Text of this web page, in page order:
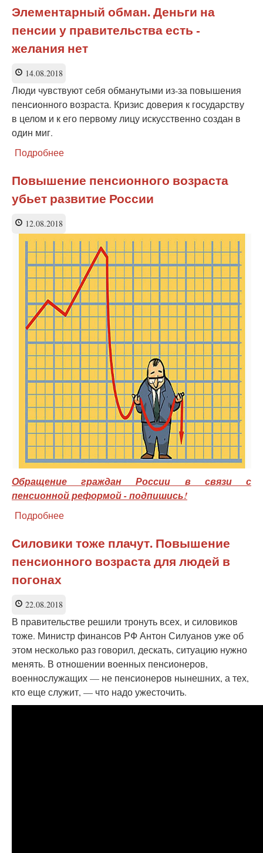
Всероссийское
Сопротивление»
обратилось
Верховному
и
вышло
антиювенальные
Элементарный обман. Деньги на
пенсии у правительства есть -
желания нет
14.08.2018
Люди чувствуют себя обманутыми из-за повышения
пенсионного возраста. Кризис доверия к государству
в целом и к его первому лицу искусственно создан в
один миг.
Подробнее
обман.
Деньги
на
правительства
есть
желания
нет
Повышение пенсионного возраста
убьет развитие России
12.08.2018
Обращение граждан России в связи с
пенсионной реформой - подпишись!
Подробнее
пенсионного
возраста
убьет
Силовики тоже плачут. Повышение
пенсионного возраста для людей в
погонах
22.08.2018
В правительстве решили тронуть всех, и силовиков
тоже. Министр финансов РФ Антон Силуанов уже об
этом несколько раз говорил, дескать, ситуацию нужно
менять. В отношении военных пенсионеров,
военнослужащих — не пенсионеров нынешних, а тех,
кто еще служит, — что надо ужесточить.